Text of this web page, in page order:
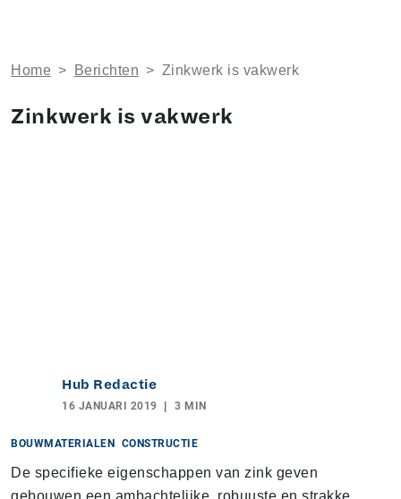
Home > Berichten > Zinkwerk is vakwerk
Zinkwerk is vakwerk
Hub Redactie
16 JANUARI 2019 3 MIN
BOUWMATERIALEN CONSTRUCTIE
De specifieke eigenschappen van zink geven
gebouwen een ambachtelijke, robuuste en strakke